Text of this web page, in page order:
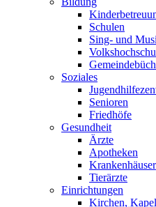
Schulen
Sing- und
Soziales
Senioren
Friedhöfe
Gesundheit
Ärzte
Apotheken
Krankenhäuser
Tierärzte
Einrichtungen
Kirchen,